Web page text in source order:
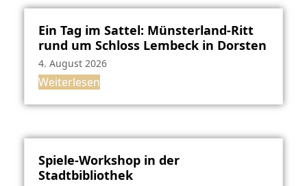
Ein Tag im Sattel: Münsterland-Ritt
rund um Schloss Lembeck in Dorsten
4. August 2026
Weiterlesen
Spiele-Workshop in der
Stadtbibliothek